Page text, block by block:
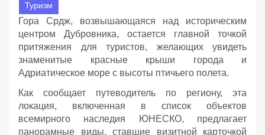
Туризм
Гора Срдж, возвышающаяся над историческим
центром Дубровника, остается главной точкой
притяжения для туристов, желающих увидеть
знаменитые красные крыши города и
Адриатическое море с высоты птичьего полета.
Как сообщает путеводитель по региону, эта
локация, включенная в список объектов
всемирного наследия ЮНЕСКО, предлагает
панорамные виды, ставшие визитной карточкой